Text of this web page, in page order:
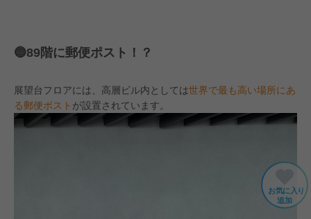
お気に入り
追加
🔵89階に郵便ポスト！？
展望台フロアには、高層ビル内としては世界で最も高い場所にあ
る郵便ポスト が設置されています。